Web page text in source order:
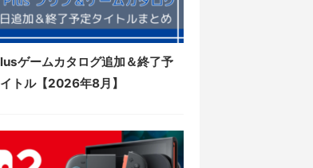
ゲームカタログ追加＆終了予
トル【2026年8月】